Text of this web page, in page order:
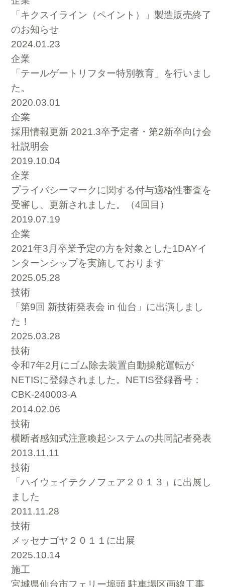
「キクスイライン（ペイント）」製造販売終了
のお知らせ
2024.01.23
企業
「テールゲートリフター特別教育」を行いまし
た。
2020.03.01
企業
採用情報更新 2021.3卒予定者・第2新卒向け会
社説明会
2019.10.04
企業
プライバシーマークに関する付与適格性審査を
受審し、更新されました。（4回目）
2019.07.19
企業
2021年3月卒業予定の方を対象とした1DAYイ
ンターンシップを実施しております
2025.05.28
技術
「第9回 新技術発表会 in 仙台」に出演しまし
た！
2025.03.28
技術
令和7年2月にゴム除去装置自動操舵運転が
NETISに登録されました。NETIS登録番号：
CBK-240003-A
2014.02.06
技術
横断者感知式注意喚起システムの共同記者発表
2013.11.11
技術
「ハイウェイテクノフェア２０１３」に出展し
ました
2011.11.28
技術
メッセナゴヤ２０１１に出展
2025.10.14
施工
宮城県仙台市フェリー埠頭 駐車場区画線工事